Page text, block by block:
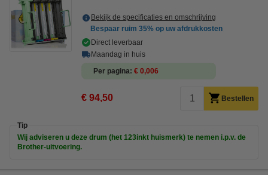
Bekijk de specificaties en omschrijving
Bespaar ruim 35% op uw afdrukkosten
Direct leverbaar
Maandag in huis
Per pagina € 0,006
€ 94,50 Bestellen
Tip
Wij adviseren u deze drum (het 123inkt huismerk) te nemen i.p.v. de
Brother-uitvoering.